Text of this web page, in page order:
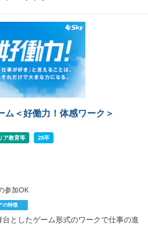
ム＜好働力！体感ワーク＞
ア教育等 28卒
参加OK
の特徴
台としたゲーム形式のワークで仕事の進